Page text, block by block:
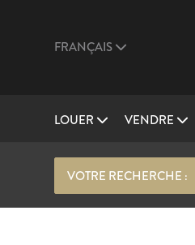
FRANÇAIS
LOUER VENDRE
VOTRE RECHERCHE :